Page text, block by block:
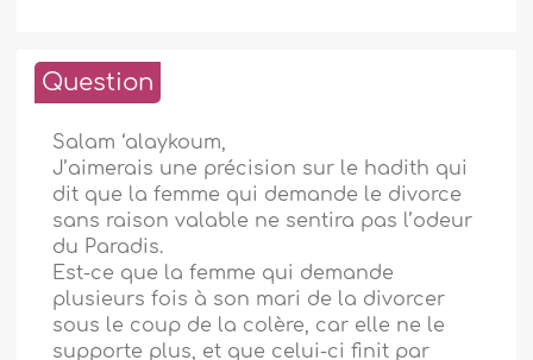
Question
Salam ‘alaykoum,
J’aimerais une précision sur le hadith qui
dit que la femme qui demande le divorce
sans raison valable ne sentira pas l’odeur
du Paradis.
Est-ce que la femme qui demande
plusieurs fois à son mari de la divorcer
sous le coup de la colère, car elle ne le
supporte plus, et que celui-ci finit par